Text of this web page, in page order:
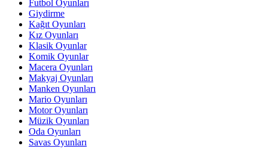
Futbol Oyunları
Giydirme
Kağıt Oyunları
Kız Oyunları
Klasik Oyunlar
Komik Oyunlar
Macera Oyunları
Makyaj Oyunları
Manken Oyunları
Mario Oyunları
Motor Oyunları
Müzik Oyunları
Oda Oyunları
Savas Oyunları